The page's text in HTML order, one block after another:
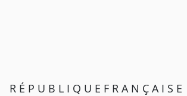
R É P U B L I Q U E F R A N Ç A I S E